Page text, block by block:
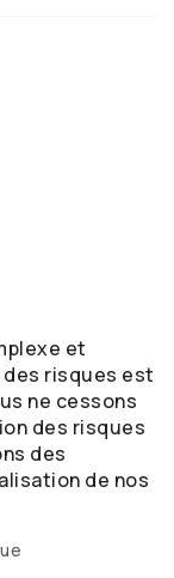
et
risques est
ne cessons
des risques
des
de nos